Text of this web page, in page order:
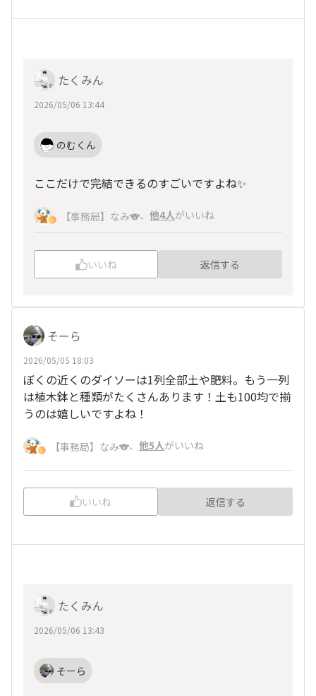
たくみん
2026/05/06 13:44
のむくん
ここだけで完結できるのすごいですよね✨
【事務局】なみ🐨、 他4人がいいね
いいね 返信する
そーら
2026/05/05 18:03
ぼくの近くのダイソーは1列全部土や肥料。もう一列
は植木鉢と種類がたくさんあります！土も100均で揃
うのは嬉しいですよね！
【事務局】なみ🐨、 他5人がいいね
いいね 返信する
たくみん
2026/05/06 13:43
そーら